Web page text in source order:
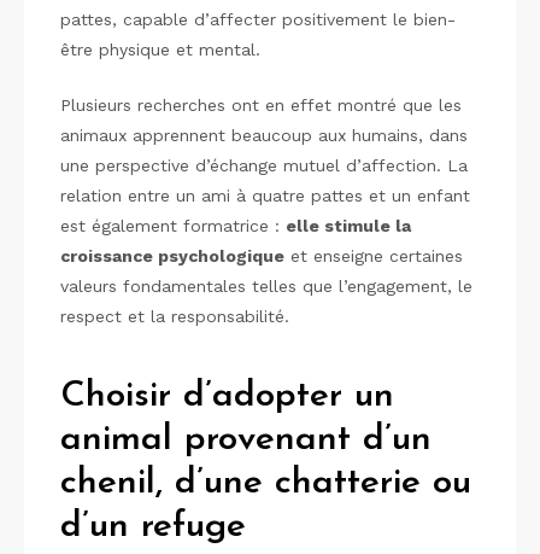
pattes, capable d’affecter positivement le bien-
être physique et mental.
Plusieurs recherches ont en effet montré que les
animaux apprennent beaucoup aux humains, dans
une perspective d’échange mutuel d’affection. La
relation entre un ami à quatre pattes et un enfant
est également formatrice : elle stimule la
croissance psychologique et enseigne certaines
valeurs fondamentales telles que l’engagement, le
respect et la responsabilité.
Choisir d’adopter un
animal provenant d’un
chenil, d’une chatterie ou
d’un refuge